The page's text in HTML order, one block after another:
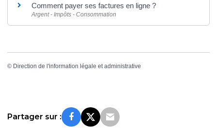
Comment payer ses factures en ligne ?
Argent - Impôts - Consommation
© Direction de l'information légale et administrative
Partager sur :